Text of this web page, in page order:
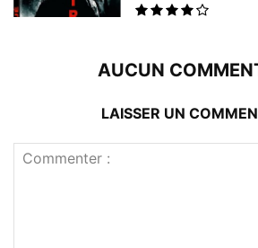
AUCUN
LAISSER UN